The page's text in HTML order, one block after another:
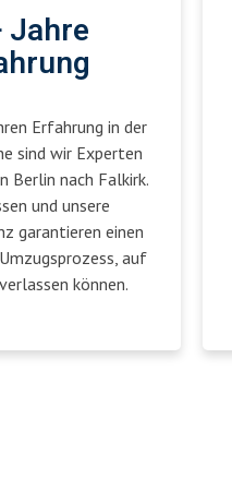
Jahre
Erfahrung in der
sind wir Experten
Berlin nach Falkirk.
und unsere
garantieren einen
auf
können.